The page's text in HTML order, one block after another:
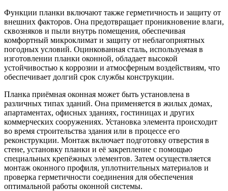
Функции планки включают также герметичность и защиту от
внешних факторов. Она предотвращает проникновение влаги,
сквозняков и пыли внутрь помещения, обеспечивая
комфортный микроклимат и защиту от неблагоприятных
погодных условий. Оцинкованная сталь, используемая в
изготовлении планки оконной, обладает высокой
устойчивостью к коррозии и атмосферным воздействиям, что
обеспечивает долгий срок службы конструкции.
Планка приёмная оконная может быть установлена в
различных типах зданий. Она применяется в жилых домах,
апартаментах, офисных зданиях, гостиницах и других
коммерческих сооружениях. Установка элемента происходит
во время строительства здания или в процессе его
реконструкции. Монтаж включает подготовку отверстия в
стене, установку планки и её закрепление с помощью
специальных крепёжных элементов. Затем осуществляется
монтаж оконного профиля, уплотнительных материалов и
проверка герметичности соединения для обеспечения
оптимальной работы оконной системы.